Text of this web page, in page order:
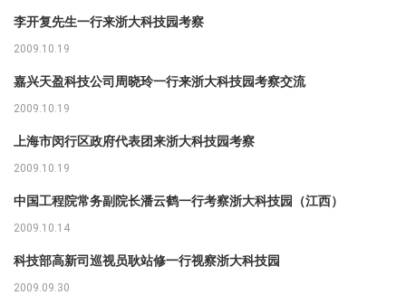
李开复先生一行来浙大科技园考察
2009.10.19
嘉兴天盈科技公司周晓玲一行来浙大科技园考察交流
2009.10.19
上海市闵行区政府代表团来浙大科技园考察
2009.10.19
中国工程院常务副院长潘云鹤一行考察浙大科技园（江西）
2009.10.14
科技部高新司巡视员耿站修一行视察浙大科技园
2009.09.30